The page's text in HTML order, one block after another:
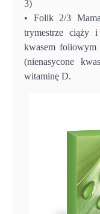
3)
• Folik 2/3
trymestrze ciąży
kwasem foliowym
(nienasycone
witaminę D.